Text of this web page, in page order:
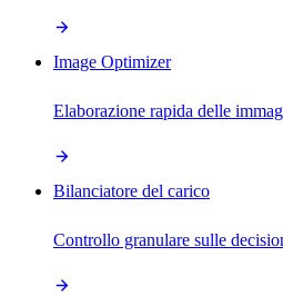
Image Optimizer
Elaborazione rapida delle
Bilanciatore del carico
Controllo granulare sulle